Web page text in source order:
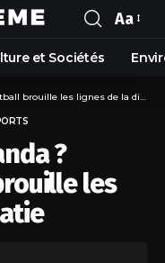
Aa
et Sociétés
les lignes de la diplomatie
?
les